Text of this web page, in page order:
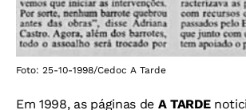
Foto: 25-10-1998/Cedoc A Tarde
Em 1998, as páginas de A TARDE